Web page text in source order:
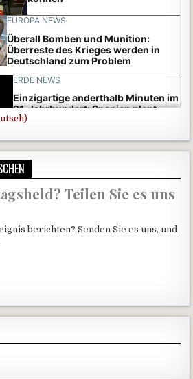
Teilen Sie es uns
berichten? Senden Sie es uns, und